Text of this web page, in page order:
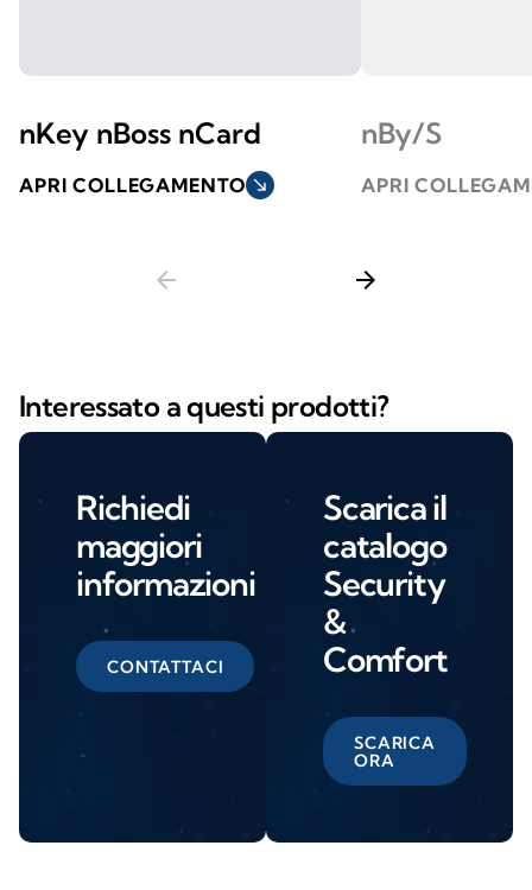
nKey nBoss nCard
APRI COLLEGAMENTO south_east
nBy/S
APRI
arrow_back arrow_forward
Interessato a questi prodotti?
Richiedi
maggiori
informazioni
CONTATTACI
Scarica il
catalogo
Security
&
Comfort
SCARICA
ORA